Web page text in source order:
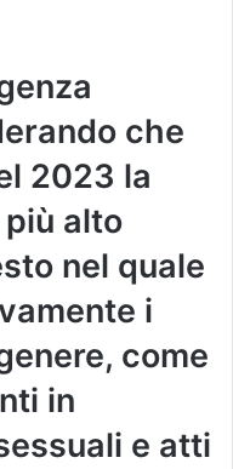
che
2023 la
alto
nel quale
i
come
in
e atti